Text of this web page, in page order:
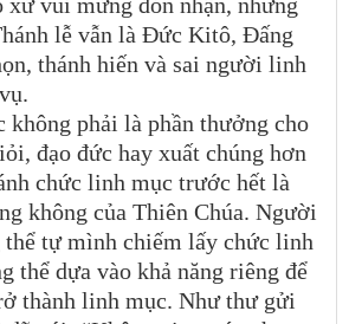
xứ vui mừng đón nhận, nhưng
lễ vẫn là Đức Kitô, Đấng
thánh hiến và sai người linh
không phải là phần thưởng cho
đạo đức hay xuất chúng hơn
chức linh mục trước hết là
không của Thiên Chúa. Người
tự mình chiếm lấy chức linh
thể dựa vào khả năng riêng để
thành linh mục. Như thư gửi